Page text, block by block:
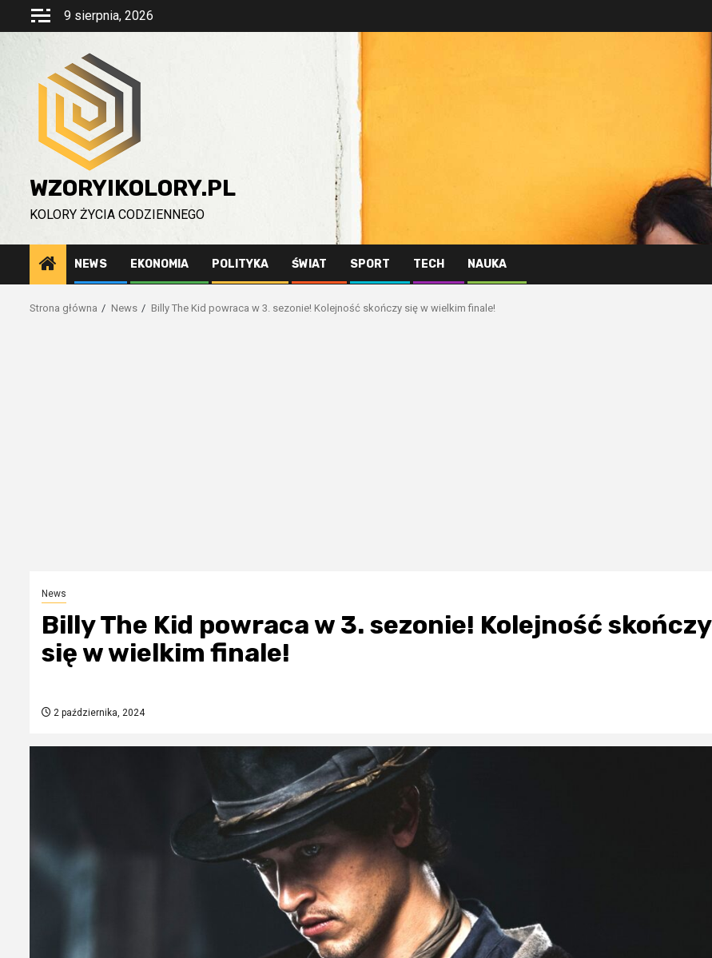
Przejdź
9 sierpnia, 2026
WZORYIKOLORY.PL
KOLORY ŻYCIA CODZIENNEGO
NEWS EKONOMIA POLITYKA ŚWIAT SPORT TECH NAUKA
Strona główna News Billy The Kid powraca w 3. sezonie! Kolejność skończy się w wielkim finale!
News
Billy The Kid powraca w 3. sezonie! Kolejność skończy
się w wielkim finale!
2 października, 2024